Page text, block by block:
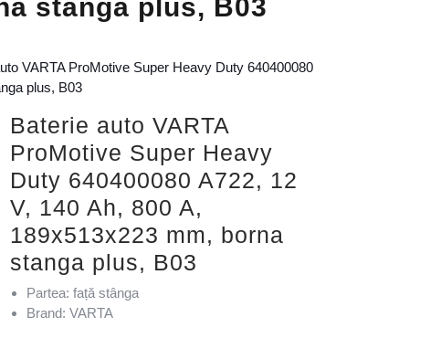
stanga plus, B03
VARTA ProMotive Super Heavy Duty 640400080
plus, B03
Baterie auto VARTA
ProMotive Super Heavy
Duty 640400080 A722, 12
V, 140 Ah, 800 A,
189x513x223 mm, borna
stanga plus, B03
Partea: față stânga
Brand: VARTA